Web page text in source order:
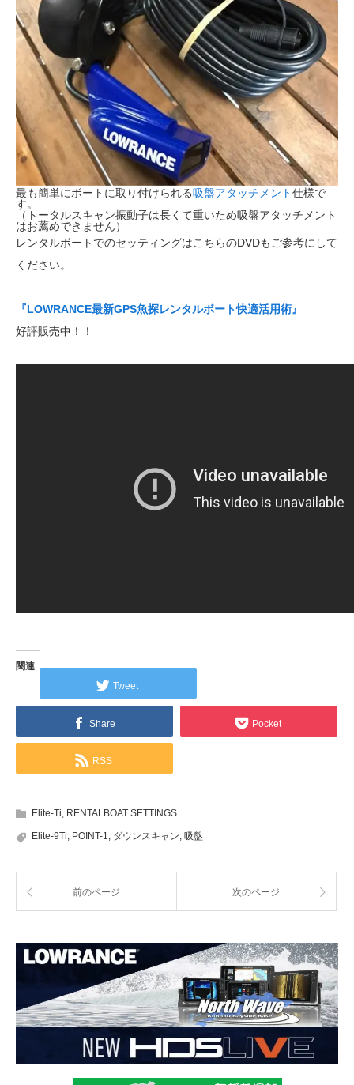
最も簡単にボートに取り付けられる吸盤アタッチメント仕様で
す。
（トータルスキャン振動子は長くて重いため吸盤アタッチメント
はお薦めできません）
レンタルボートでのセッティングはこちらのDVDもご参考にして
ください。
『LOWRANCE最新GPS魚探レンタルボート快適活用術』
好評販売中！！
関連
Tweet
Share Pocket
RSS
Elite-Ti RENTALBOAT SETTINGS
Elite-9Ti POINT-1 ダウンスキャン 吸盤
前のページ 次のページ